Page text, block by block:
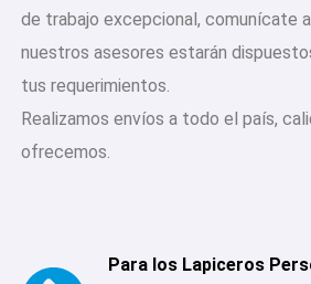
de trabajo excepcional, comunícate
nuestros asesores estarán
tus requerimientos.
Realizamos envíos a todo el país,
ofrecemos.
Para los Lapiceros